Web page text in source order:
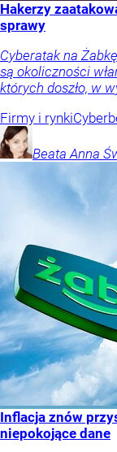
Hakerzy
sprawy
Cyberatak na
są okoliczności
których doszło, w
Firmy i rynki
Beata Anna
Inflacja znów
niepokojące dane